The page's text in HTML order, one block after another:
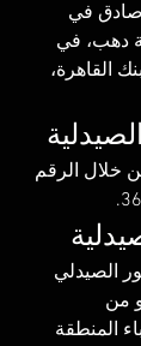
صادق في
دهب، في
القاهرة،
خلال الرقم
الصيدلي
من
المنطقة